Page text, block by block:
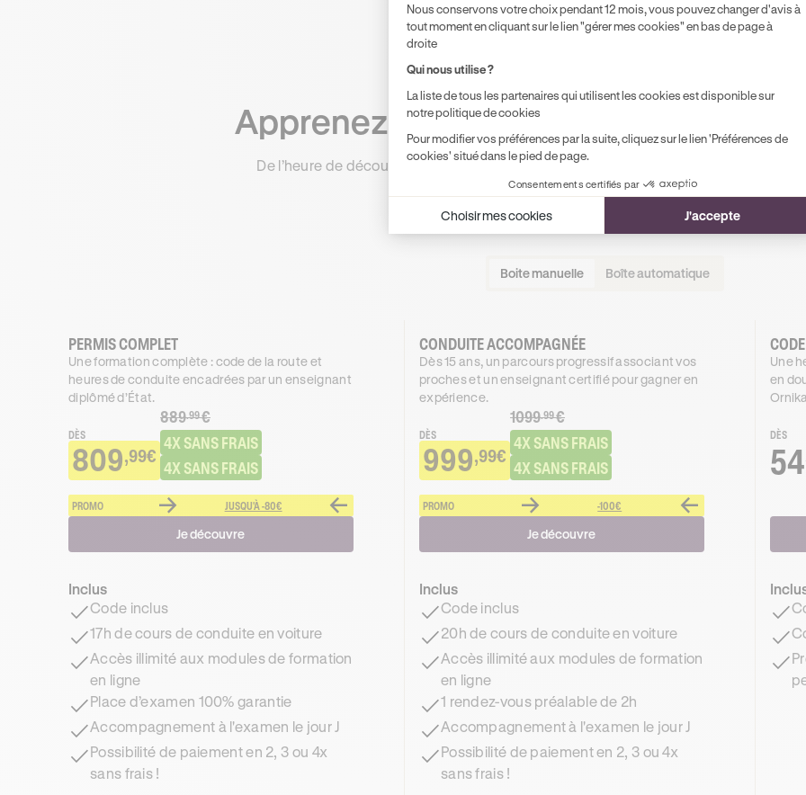
Apprenez à conduire à Morangis à
De l’heure de découverte au permis complet, nos formations s'adaptent à vos
un même objectif : réussir votre permis.
Boite manuelle Boîte automatique
PERMIS COMPLET
Une formation complète : code de la route et
heures de conduite encadrées par un enseignant
diplômé d’État.
DÈS
809,99€
889 .99€
4X SANS FRAIS
4X SANS FRAIS
PROMO JUSQU'À -80€
Je découvre
Inclus
Code inclus
17h de cours de conduite en voiture
Accès illimité aux modules de formation
en ligne
Place d’examen 100% garantie
Accompagnement à l'examen le jour J
Possibilité de paiement en 2, 3 ou 4x
sans frais !
CONDUITE ACCOMPAGNÉE
Dès 15 ans, un parcours progressif associant vos
proches et un enseignant certifié pour gagner en
expérience.
DÈS
999,99€
1099.99€
4X SANS FRAIS
4X SANS FRAIS
PROMO -100€
Je découvre
Inclus
Code inclus
20h de cours de conduite en voiture
Accès illimité aux modules de formation
en ligne
1 rendez-vous préalable de 2h
Accompagnement à l'examen le jour J
Possibilité de paiement en 2, 3 ou 4x
sans frais !
Une
en
DÈS
54
Nous conservons votre choix pendant 12 mois, vous pouvez changer d'avis à
tout moment en cliquant sur le lien "gérer mes cookies" en bas de page à
droite
Qui nous utilise ?
La liste de tous les partenaires qui utilisent les cookies est disponible sur
notre politique de cookies
Pour modifier vos préférences par la suite, cliquez sur le lien 'Préférences de
cookies' situé dans le pied de page.
Consentements certifiés par
Choisir mes cookies J'accepte